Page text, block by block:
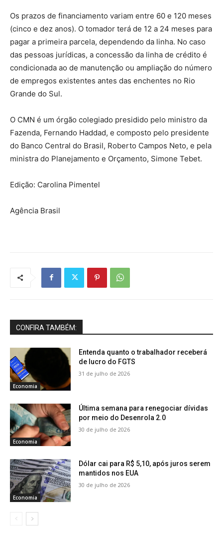
Os prazos de financiamento variam entre 60 e 120 meses
(cinco e dez anos). O tomador terá de 12 a 24 meses para
pagar a primeira parcela, dependendo da linha. No caso
das pessoas jurídicas, a concessão da linha de crédito é
condicionada ao de manutenção ou ampliação do número
de empregos existentes antes das enchentes no Rio
Grande do Sul.
O CMN é um órgão colegiado presidido pelo ministro da
Fazenda, Fernando Haddad, e composto pelo presidente
do Banco Central do Brasil, Roberto Campos Neto, e pela
ministra do Planejamento e Orçamento, Simone Tebet.
Edição: Carolina Pimentel
Agência Brasil
CONFIRA TAMBÉM:
Economia
Entenda quanto o trabalhador receberá
de lucro do FGTS
31 de julho de 2026
Economia
Última semana para renegociar dívidas
por meio do Desenrola 2.0
30 de julho de 2026
Economia
Dólar cai para R$ 5,10, após juros serem
mantidos nos EUA
30 de julho de 2026